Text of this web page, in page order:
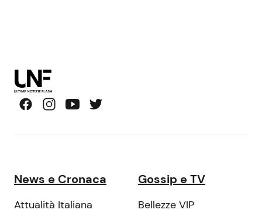
News e Cronaca
Attualità Italiana
Gossip e TV
Bellezze VIP